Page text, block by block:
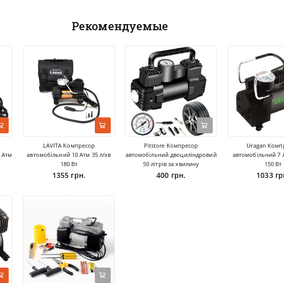
Рекомендуемые
Атм
LAVITA Компресор
автомобільний 10 Атм 35 л/хв
180 Вт
1355 грн.
Pitstore Компресор
автомобільний двоциліндровий
50 літрів за хвилину
400 грн.
Uragan
автомобільний 7
150 Вт
1033